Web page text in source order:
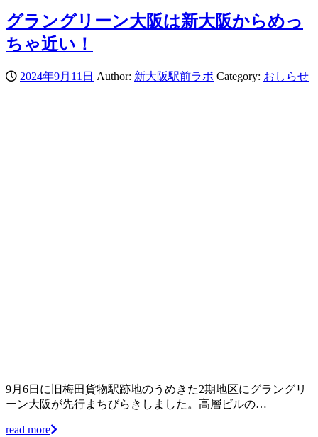
グラングリーン大阪は新大阪からめっ
ちゃ近い！
2024年9月11日 Author: 新大阪駅前ラボ Category: おしらせ
9月6日に旧梅田貨物駅跡地のうめきた2期地区にグラングリ
ーン大阪が先行まちびらきしました。高層ビルの…
read more